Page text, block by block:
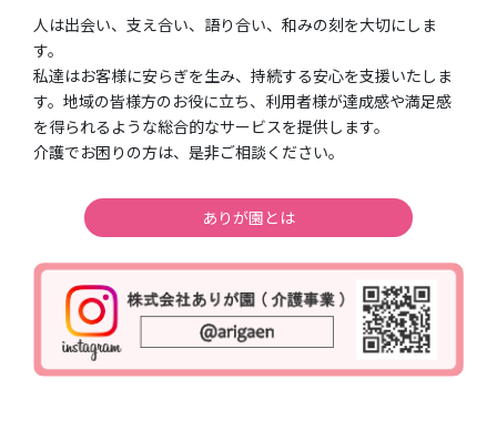
人は出会い、支え合い、語り合い、和みの刻を大切にしま
す。
私達はお客様に安らぎを生み、持続する安心を支援いたしま
す。地域の皆様方のお役に立ち、利用者様が達成感や満足感
を得られるような総合的なサービスを提供します。
介護でお困りの方は、是非ご相談ください。
ありが園とは